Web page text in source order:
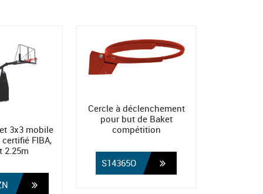
3x3 mobile
FIBA,
2.25m
Cercle à déclenchement
pour but de Baket
compétition
S14365O